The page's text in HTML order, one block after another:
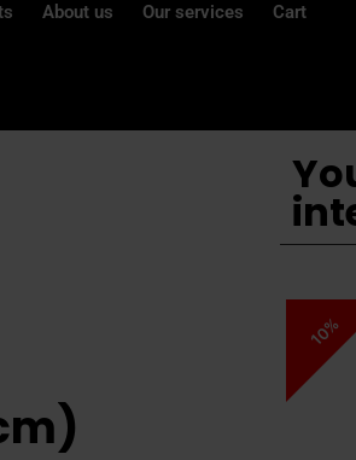
About us Our services Cart
10%